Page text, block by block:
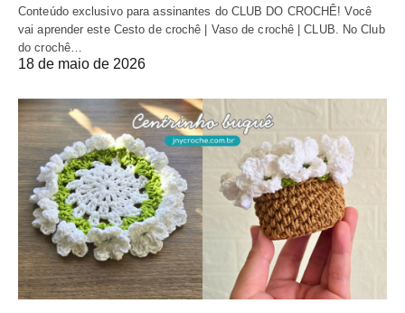
Conteúdo exclusivo para assinantes do CLUB DO CROCHÊ! Você
vai aprender este Cesto de crochê | Vaso de crochê | CLUB. No Club
do crochê…
18 de maio de 2026